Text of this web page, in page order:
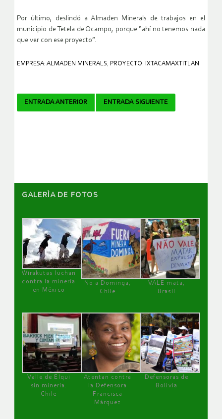
Por último, deslindó a Almaden Minerals de trabajos en el
municipio de Tetela de Ocampo, porque “ahí no tenemos nada
que ver con ese proyecto”.
EMPRESA: ALMADEN MINERALS, PROYECTO: IXTACAMAXTITLAN
Navegador
ENTRADA ANTERIOR ENTRADA SIGUIENTE
GALERÌA DE FOTOS
Wirakutas luchan
contra la minería
en México
No a Dominga,
Chile
VALE mata,
Brasil
Valle de Elqui
sin minería.
Chile
Atentan contra
la Defensora
Francisca
Márquez
Defensoras de
Bolivia